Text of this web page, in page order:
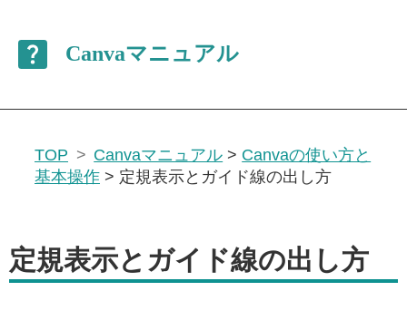
TOP Canvaマニュアル > Canvaの使い方と
基本操作 > 定規表示とガイド線の出し方
定規表示とガイド線の出し方